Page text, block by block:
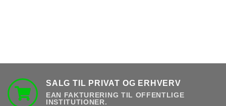
SALG TIL PRIVAT OG ERHVERV
EAN FAKTURERING TIL OFFENTLIGE
INSTITUTIONER.